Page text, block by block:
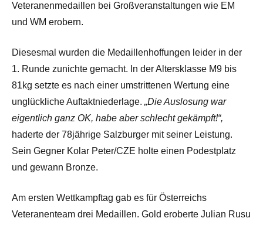
Veteranenmedaillen bei Großveranstaltungen wie EM
und WM erobern.
Diesesmal wurden die Medaillenhoffungen leider in der
1. Runde zunichte gemacht. In der Altersklasse M9 bis
81kg setzte es nach einer umstrittenen Wertung eine
unglückliche Auftaktniederlage. „Die Auslosung war
eigentlich ganz OK, habe aber schlecht gekämpft!“,
haderte der 78jährige Salzburger mit seiner Leistung.
Sein Gegner Kolar Peter/CZE holte einen Podestplatz
und gewann Bronze.
Am ersten Wettkampftag gab es für Österreichs
Veteranenteam drei Medaillen. Gold eroberte Julian Rusu